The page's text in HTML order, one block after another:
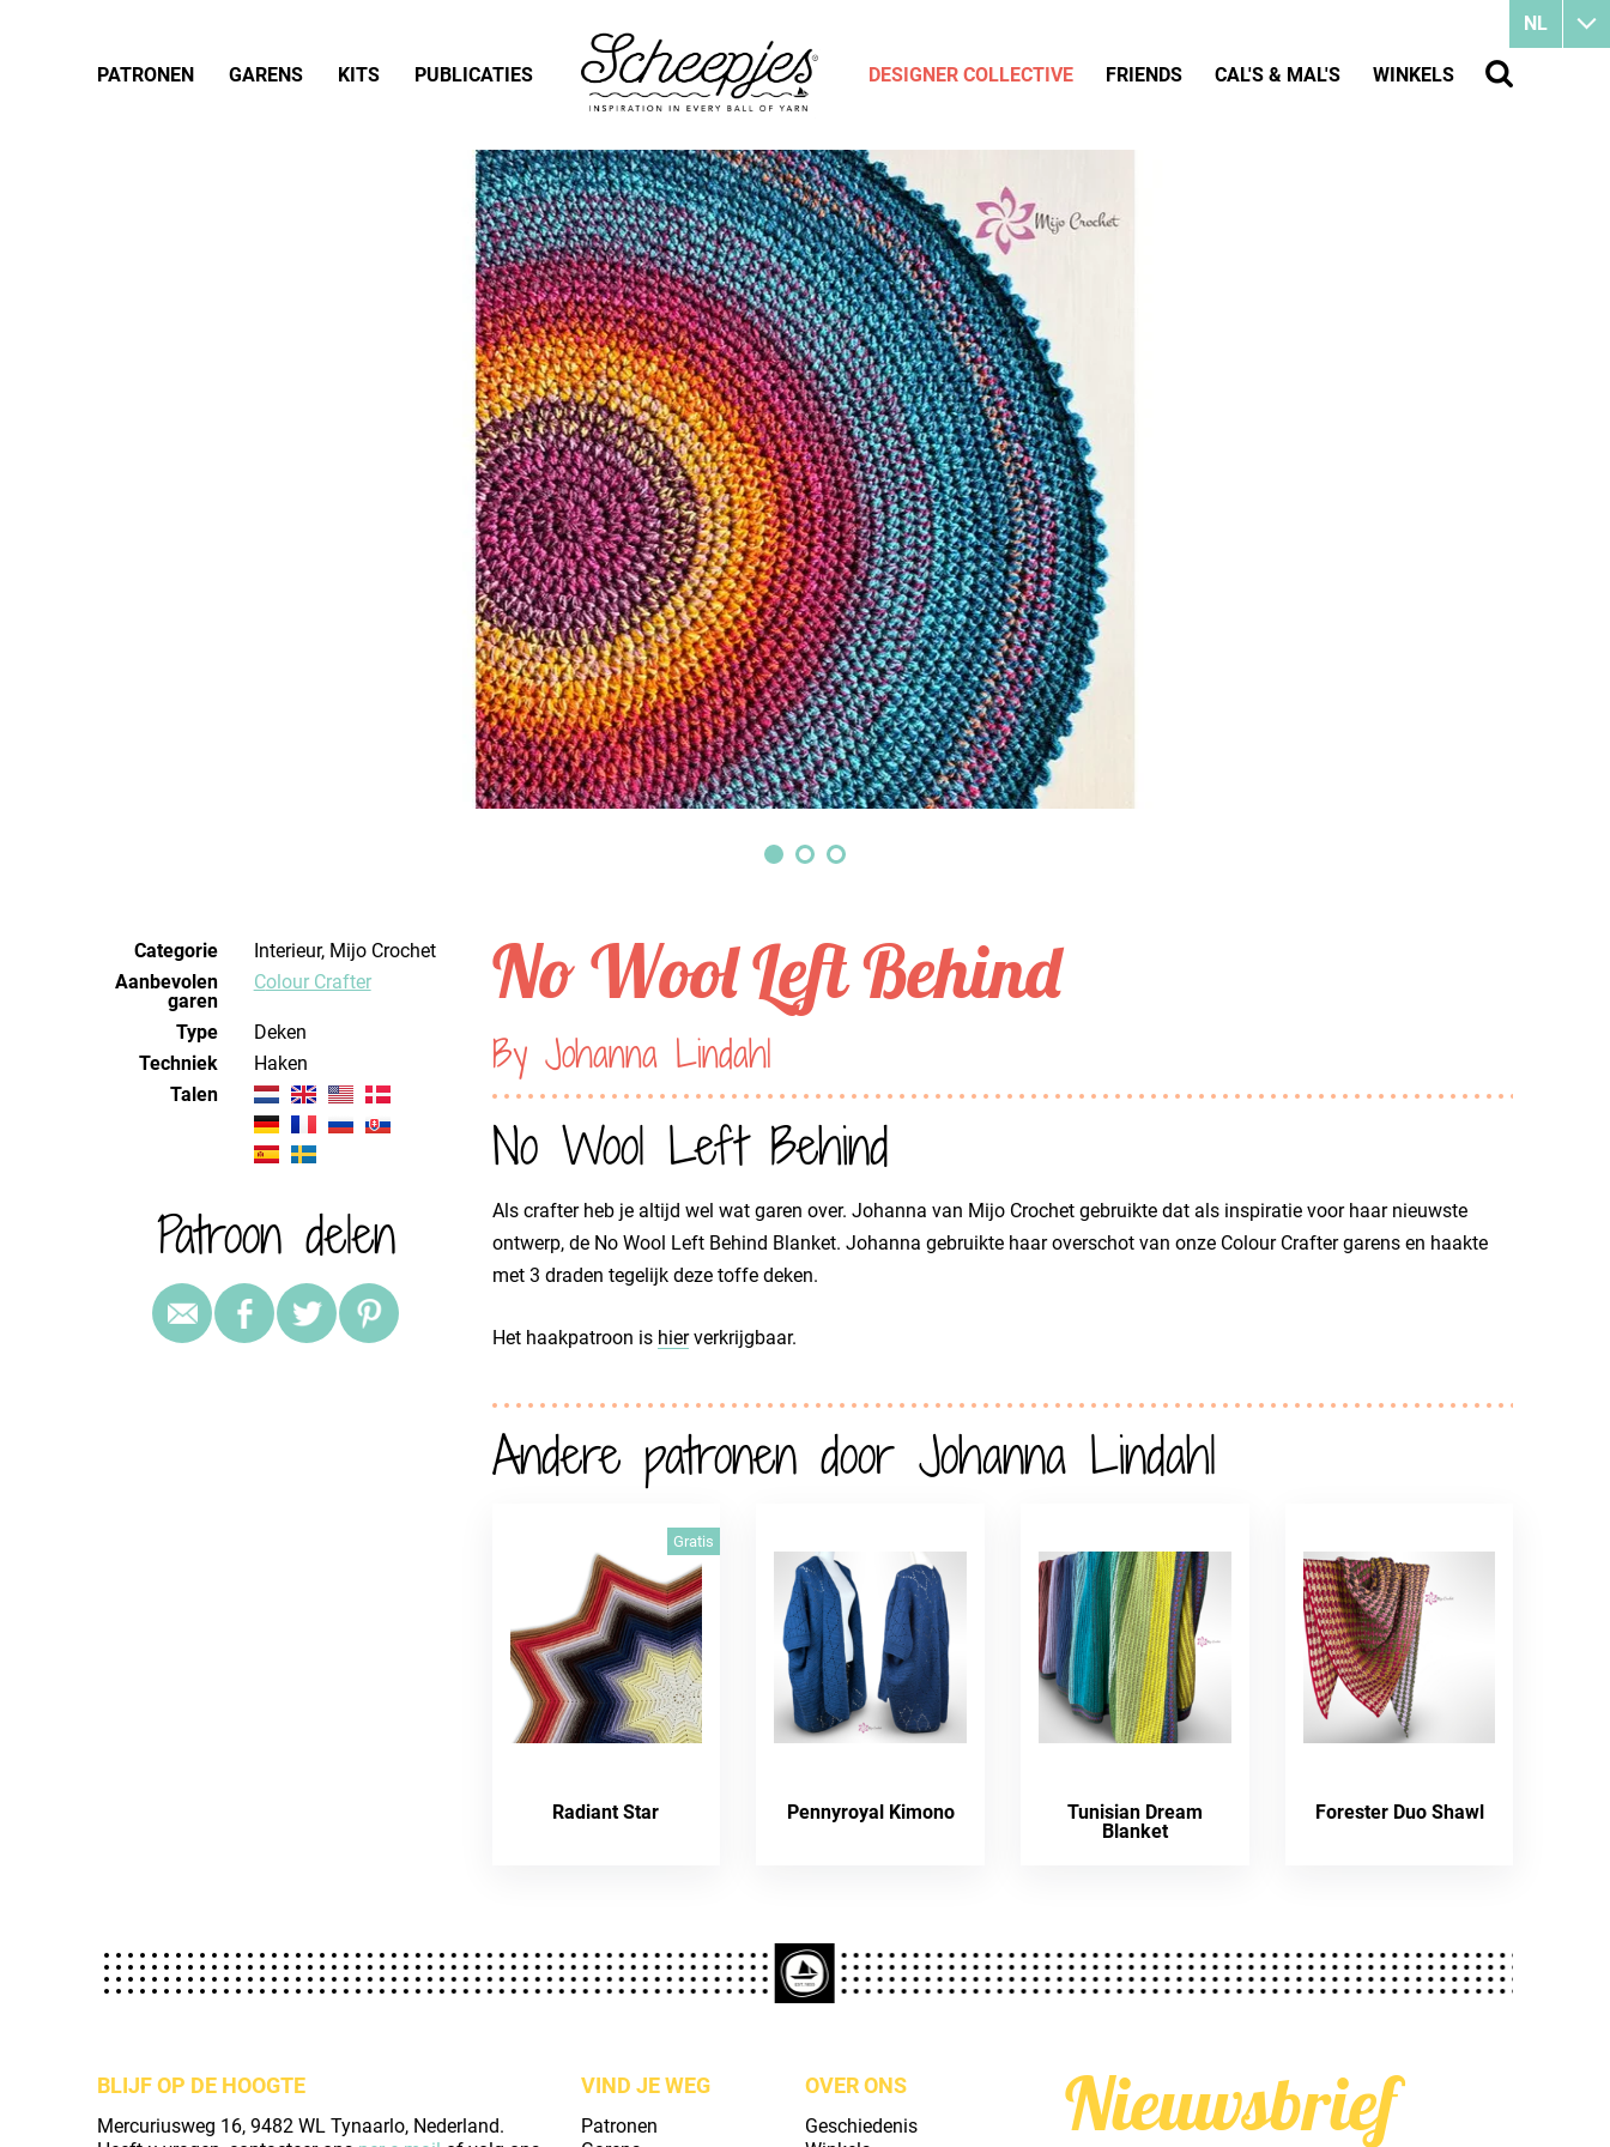
Categorie
Interieur, Mijo Crochet
Aanbevolen
garen
Colour Crafter
Type
Deken
Techniek
haken
Talen
Patroon delen
No Wool Left Behind
By Johanna Lindahl
No Wool Left Behind
Als crafter heb je altijd wel wat garen over. Johanna van Mijo Crochet gebruikte dat als inspiratie voor haar nieuwste
ontwerp, de No Wool Left Behind Blanket. Johanna gebruikte haar overschot van onze Colour Crafter garens en haakte
met 3 draden tegelijk deze toffe deken.
Het haakpatroon is hierverkrijgbaar.
Andere patronen door Johanna Lindahl
Gratis
Radiant Star Pennyroyal Kimono
Tunisian Dream
Blanket
Forester Duo Shawl
BLIJF OP DE HOOGTE
Mercuriusweg 16, 9482 WL Tynaarlo, Nederland.
VIND JE WEG
Patronen
OVER ONS
Geschiedenis
Nieuwsbrief
NL
PATRONEN GARENS KITS PUBLICATIES DESIGNER COLLECTIVE FRIENDS CAL'S & MAL'S WINKELS